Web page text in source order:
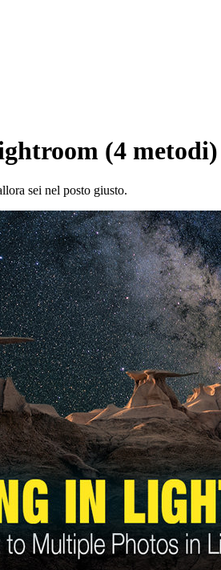
(4 metodi)
sei nel posto giusto.